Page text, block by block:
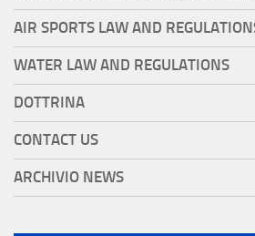
AIR SPORTS LAW AND
WATER LAW AND REGULATIONS
DOTTRINA
CONTACT US
ARCHIVIO NEWS